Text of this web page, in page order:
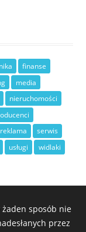
finanse
media
nieruchomości
reklama
serwis
usługi
widlaki
sposób nie
przez